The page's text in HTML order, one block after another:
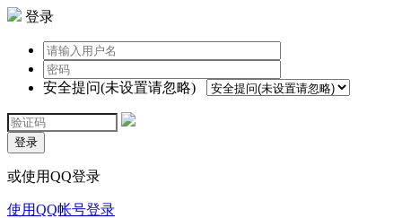
登录
安全提问(未设置请忽略)
登录
或使用QQ登录
使用QQ帐号登录